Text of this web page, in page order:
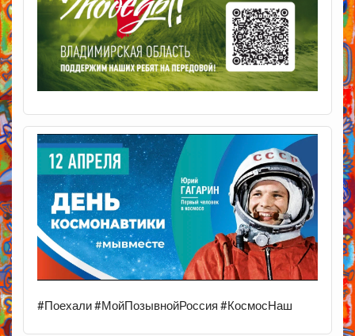
#Поехали #МойПозывнойРоссия #КосмосНаш